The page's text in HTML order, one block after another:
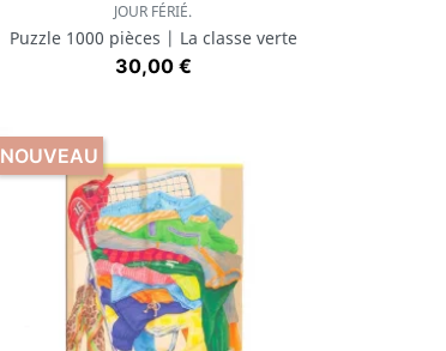
Aperçu rapide
JOUR FÉRIÉ.
Puzzle 1000 pièces | La classe verte
Prix
30,00 €
NOUVEAU